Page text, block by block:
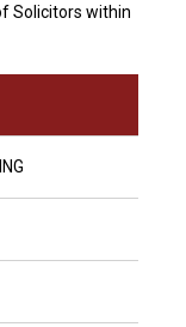
Solicitors within